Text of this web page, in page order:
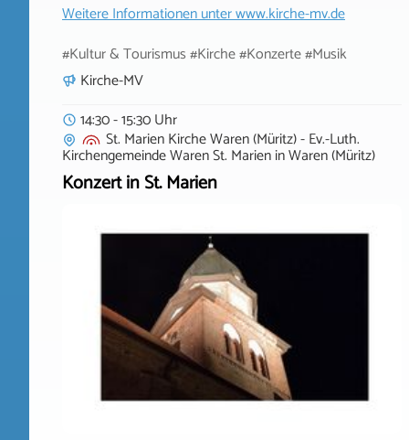
Weitere Informationen unterwww.kirche-mv.de
#Kultur & Tourismus #Kirche #Konzerte #Musik
Kirche-MV
14:30 - 15:30 Uhr
St. Marien Kirche Waren (Müritz) - Ev.-Luth.
Kirchengemeinde Waren St. MarieninWaren (Müritz)
Konzert in St. Marien